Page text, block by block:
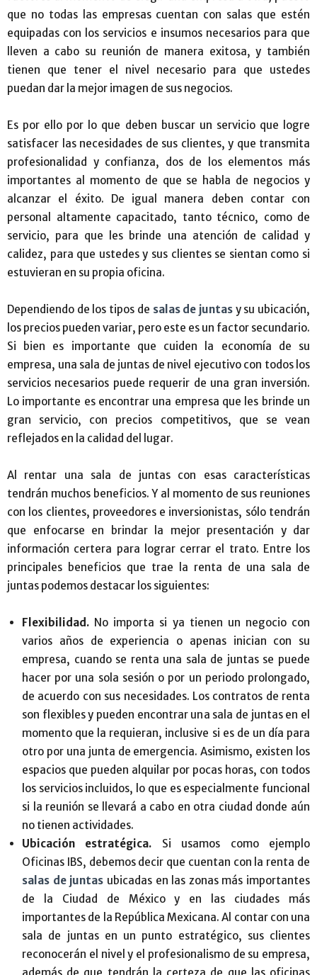
que no todas las empresas cuentan con salas que estén
equipadas con los servicios e insumos necesarios para que
lleven a cabo su reunión de manera exitosa, y también
tienen que tener el nivel necesario para que ustedes
puedan dar la mejor imagen de sus negocios.
Es por ello por lo que deben buscar un servicio que logre
satisfacer las necesidades de sus clientes, y que transmita
profesionalidad y confianza, dos de los elementos más
importantes al momento de que se habla de negocios y
alcanzar el éxito. De igual manera deben contar con
personal altamente capacitado, tanto técnico, como de
servicio, para que les brinde una atención de calidad y
calidez, para que ustedes y sus clientes se sientan como si
estuvieran en su propia oficina.
Dependiendo de los tipos de salas de juntasy su ubicación,
los precios pueden variar, pero este es un factor secundario.
Si bien es importante que cuiden la economía de su
empresa, una sala de juntas de nivel ejecutivo con todos los
servicios necesarios puede requerir de una gran inversión.
Lo importante es encontrar una empresa que les brinde un
gran servicio, con precios competitivos, que se vean
reflejados en la calidad del lugar.
Al rentar una sala de juntas con esas características
tendrán muchos beneficios. Y al momento de sus reuniones
con los clientes, proveedores e inversionistas, sólo tendrán
que enfocarse en brindar la mejor presentación y dar
información certera para lograr cerrar el trato. Entre los
principales beneficios que trae la renta de una sala de
juntas podemos destacar los siguientes:
Flexibilidad. No importa si ya tienen un negocio con
varios años de experiencia o apenas inician con su
empresa, cuando se renta una sala de juntas se puede
hacer por una sola sesión o por un periodo prolongado,
de acuerdo con sus necesidades. Los contratos de renta
son flexibles y pueden encontrar una sala de juntas en el
momento que la requieran, inclusive si es de un día para
otro por una junta de emergencia. Asimismo, existen los
espacios que pueden alquilar por pocas horas, con todos
los servicios incluidos, lo que es especialmente funcional
si la reunión se llevará a cabo en otra ciudad donde aún
no tienen actividades.
Ubicación estratégica. Si usamos como ejemplo
Oficinas IBS, debemos decir que cuentan con la renta de
salas de juntas ubicadas en las zonas más importantes
de la Ciudad de México y en las ciudades más
importantes de la República Mexicana. Al contar con una
sala de juntas en un punto estratégico, sus clientes
reconocerán el nivel y el profesionalismo de su empresa,